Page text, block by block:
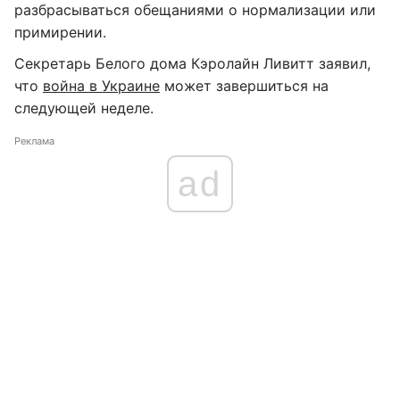
разбрасываться обещаниями о нормализации или
примирении.
Секретарь Белого дома Кэролайн Ливитт заявил,
что война в Украине может завершиться на
следующей неделе.
Реклама
ad